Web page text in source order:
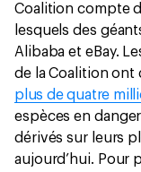
Coalition compte
lesquels des
Alibaba et eBay.
de la Coalition ont
plus de quatre
espèces en
dérivés sur leurs
aujourd’hui. Pour